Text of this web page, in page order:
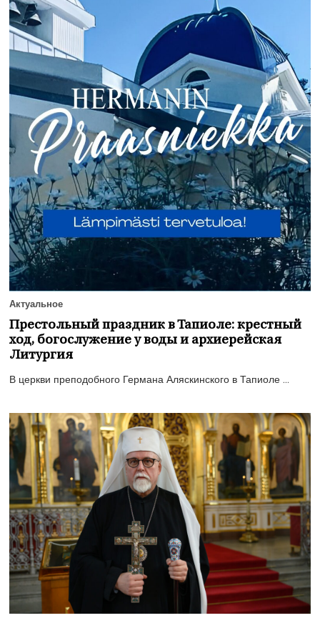
Актуальное
Престольный праздник в Тапиоле: крестный
ход, богослужение у воды и архиерейская
Литургия
В церкви преподобного Германа Аляскинского в Тапиоле ...